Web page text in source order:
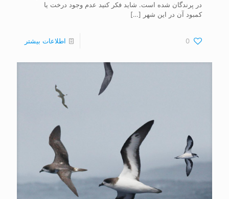
در پرندگان شده است. شاید فکر کنید عدم وجود درخت یا
کمبود آن در این شهر […]
0 اطلاعات بیشتر